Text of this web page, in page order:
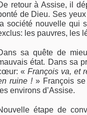
retour à Assise, il
de Dieu. Ses
société nouvelle qui
les pauvres, les
sa quête de
état. Dans sa
« François va, et
ruine !» François se
environs d’Assise.
étape de